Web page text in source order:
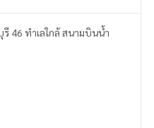
46 ทำเลใกล้ สนามบินน้ำ